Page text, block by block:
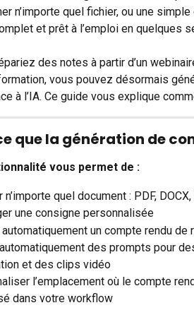
n’importe quel fichier, ou une
et prêt à l’emploi en quelques
des notes à partir d’un
vous pouvez désormais
à l’IA. Ce guide vous explique
que la génération de
vous permet de :
quel document : PDF, DOCX,
une consigne personnalisée
automatiquement un compte rendu
des prompts pour
et des clips vidéo
l’emplacement où le compte
dans votre workflow